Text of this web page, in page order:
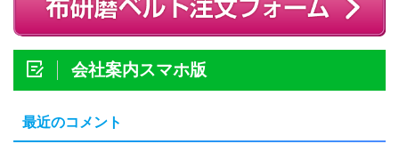
会社案内スマホ版
最近のコメント